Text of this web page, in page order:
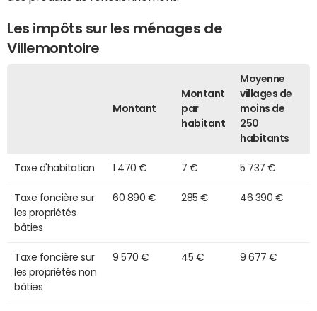
Les impôts sur les ménages de
Villemontoire
Montant
Montant
par
habitant
Moyenne
villages de
moins de
250
habitants
Taxe d'habitation 1 470 € 7 € 5 737 €
Taxe foncière sur
les propriétés
bâties
60 890 € 285 € 46 390 €
Taxe foncière sur
les propriétés non
bâties
9 570 € 45 € 9 677 €